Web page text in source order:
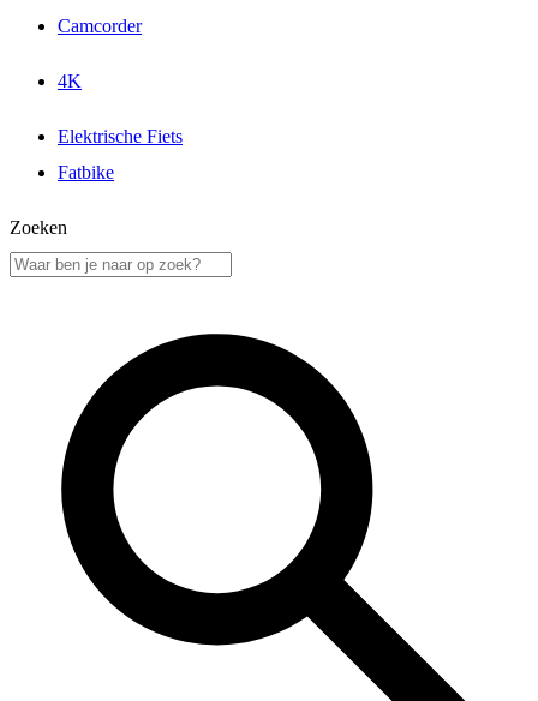
Camcorder
4K
Elektrische Fiets
Fatbike
Zoeken